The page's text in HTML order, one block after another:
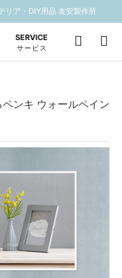
リア・DIY用品 友安製作所
SERVICE
サービス
ンキ ウォールペイン